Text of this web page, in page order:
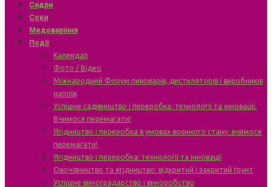
Сидри
Соки
Медоваріння
Події
Календар
Фото / Відео
Міжнародний Форум пивоварів, дистиляторів і виробників
напоїв
Успішне садівництво і переробка: технології та інновації.
Вчимося перемагати!
Ягідництво і переробка в умовах воєнного стану: вчимося
перемагати!
Ягідництво і переробка: технології та інновації
Овочівництво та ягідництво: відкритий і закритий ґрунт
Успішне виноградарство і виноробство